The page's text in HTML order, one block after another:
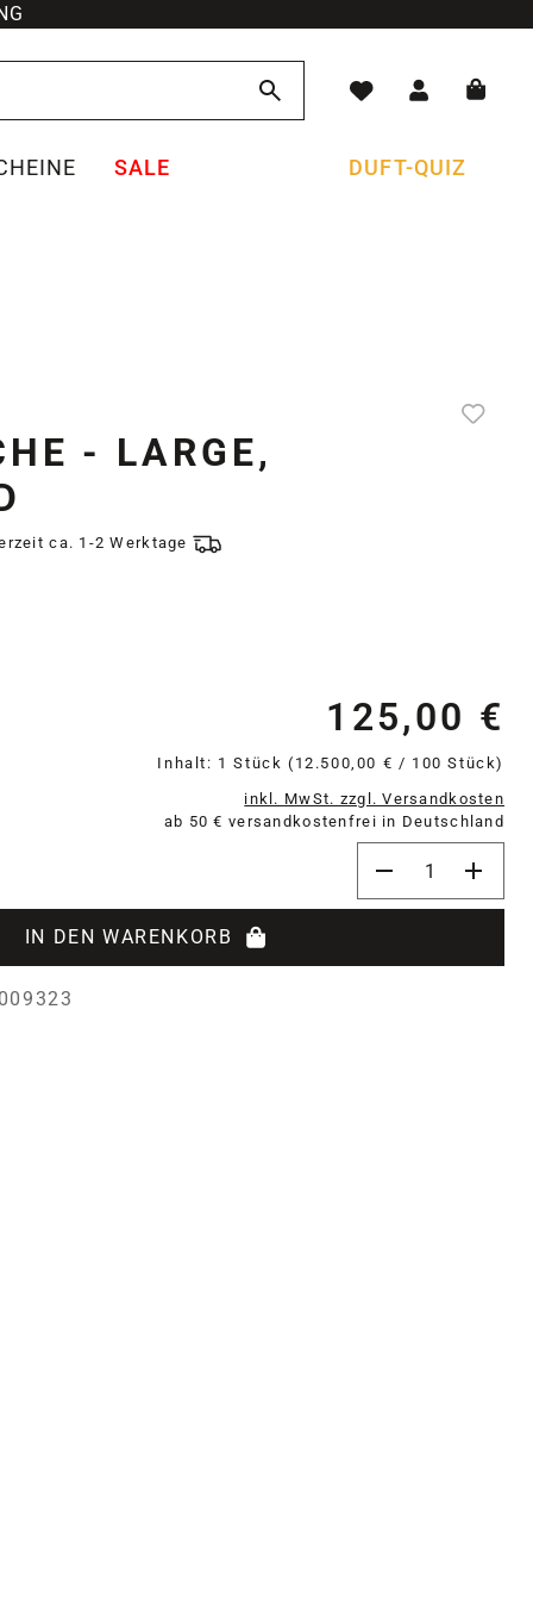
SALE DUFT-QUIZ
- LARGE,
ca. 1-2 Werktage
125,00 €
Inhalt: 1 Stück (12.500,00 € / 100 Stück)
inkl. MwSt. zzgl. Versandkosten
ab 50 € versandkostenfrei in Deutschland
IN DEN WARENKORB